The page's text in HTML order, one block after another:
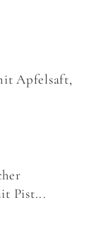
Apfelsaft,
Pist...